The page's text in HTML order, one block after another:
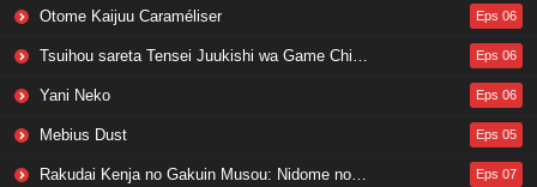
Otome Kaijuu Caraméliser Eps 06
Tsuihou sareta Tensei Juukishi wa Game Chishiki de Musou suru Eps 06
Yani Neko Eps 06
Mebius Dust Eps 05
Rakudai Kenja no Gakuin Musou: Nidome no Tensei, S-Rank Cheat Majutsushi Boukenroku Eps 07